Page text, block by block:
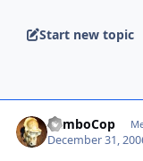
Start new topic
RamboCop
December 31,